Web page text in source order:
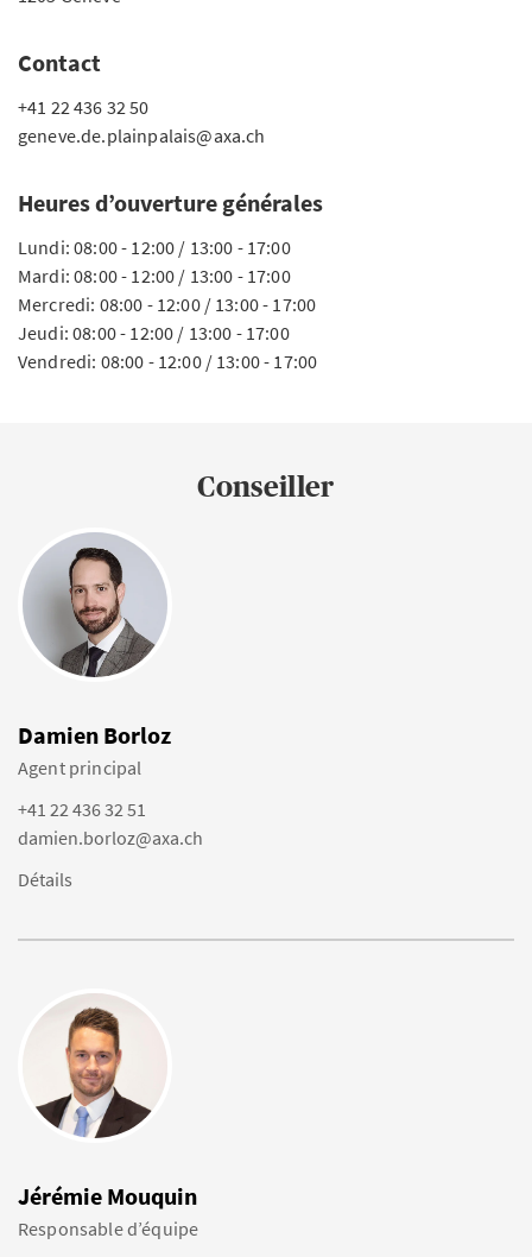
Contact
+41 22 436 32 50
geneve.de.plainpalais@axa.ch
Heures d’ouverture générales
Lundi: 08:00 - 12:00 / 13:00 - 17:00
Mardi: 08:00 - 12:00 / 13:00 - 17:00
Mercredi: 08:00 - 12:00 / 13:00 - 17:00
Jeudi: 08:00 - 12:00 / 13:00 - 17:00
Vendredi: 08:00 - 12:00 / 13:00 - 17:00
Conseiller
Damien Borloz
Agent principal
+41 22 436 32 51
damien.borloz@axa.ch
Détails
Jérémie Mouquin
Responsable d’équipe